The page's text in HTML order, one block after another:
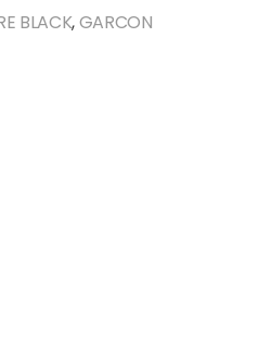
BLACK,GARCON